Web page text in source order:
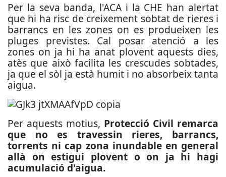
Per la seva banda, l'ACA i la CHE han alertat
que hi ha risc de creixement sobtat de rieres i
barrancs en les zones on es produeixen les
pluges previstes. Cal posar atenció a les
zones on ja hi ha anat plovent aquests dies,
atès que això facilita les crescudes sobtades,
ja que el sòl ja està humit i no absorbeix tanta
aigua.
Per aquests motius, Protecció Civil remarca
que no es travessin rieres, barrancs,
torrents ni cap zona inundable en general
allà on estigui plovent o on ja hi hagi
acumulació d'aigua.